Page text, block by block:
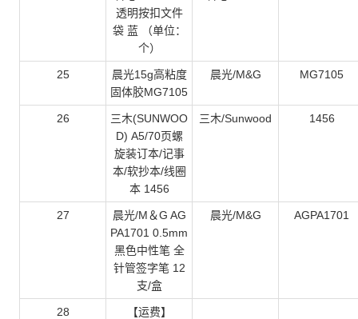
透明按扣文件
袋 蓝 （单位：
个）
25
晨光15g高粘度
固体胶MG7105
晨光/M&G MG7105
26
三木(SUNWOO
D) A5/70页螺
旋装订本/记事
本/软抄本/线圈
本 1456
三木/Sunwood 1456
27
晨光/M＆G AG
PA1701 0.5mm
黑色中性笔 全
针管签字笔 12
支/盒
晨光/M&G AGPA1701
28 【运费】